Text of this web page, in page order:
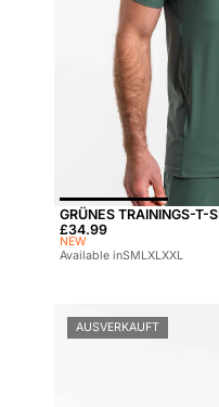
GRÜNES TRAININGS-T-
Preis:
£34.99
NEW
Available inSMLXLXXL
AUSVERKAUFT